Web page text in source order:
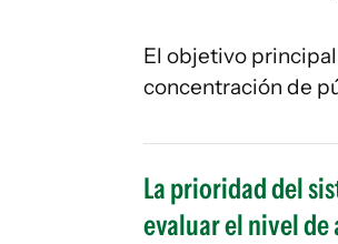
El objetivo
concentración de
La prioridad del
evaluar el nivel de